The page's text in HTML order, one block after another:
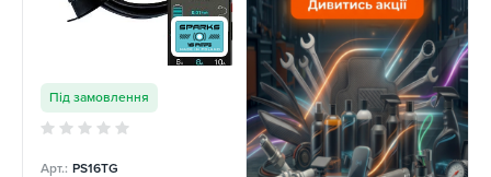
Під замовлення
Арт.: PS16TG